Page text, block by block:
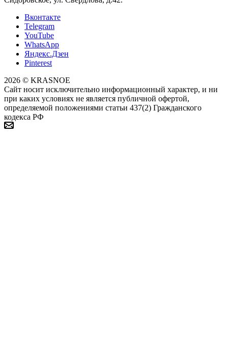
Вконтакте
Telegram
YouTube
WhatsApp
Яндекс.Дзен
Pinterest
2026 © KRASNOE
Сайт носит исключительно информационный характер, и ни
при каких условиях не является публичной офертой,
определяемой положениями статьи 437(2) Гражданского
кодекса РФ